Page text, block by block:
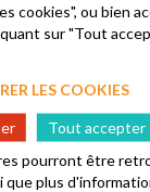
cookies", ou bien
sur "Tout
LES COOKIES
Tout accepter
pourront être
que plus